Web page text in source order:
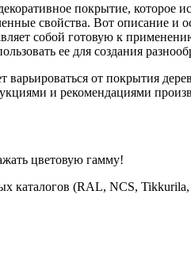
покрытие, которое
свойства. Вот описание и
собой готовую к
ее для создания
от покрытия
и рекомендациями
цветовую гамму!
каталогов (RAL, NCS,